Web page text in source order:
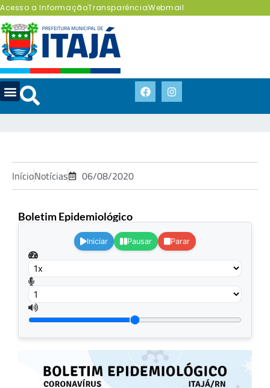
Acesso a InformaçãoTransparênciaWebmail
InícioNotícias 06/08/2020
Boletim Epidemiológico
Iniciar Pausar Parar